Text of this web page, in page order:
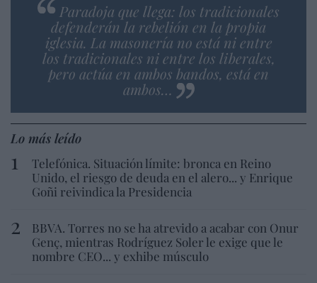
Paradoja que llega: los tradicionales
defenderán la rebelión en la propia
iglesia. La masonería no está ni entre
los tradicionales ni entre los liberales,
pero actúa en ambos bandos, está en
ambos…
Lo más leído
Telefónica. Situación límite: bronca en Reino
Unido, el riesgo de deuda en el alero... y Enrique
Goñi reivindica la Presidencia
BBVA. Torres no se ha atrevido a acabar con Onur
Genç, mientras Rodríguez Soler le exige que le
nombre CEO... y exhibe músculo